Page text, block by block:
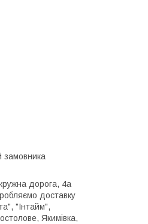
замовника
дорога, 4а
доставку
"Інтайм",
Якимівка,